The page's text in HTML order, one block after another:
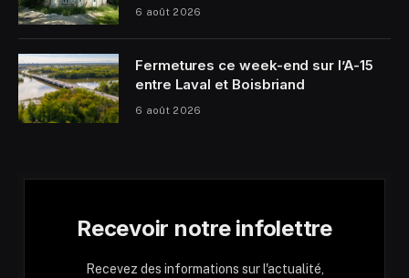
6 août 2026
Fermetures ce week-end sur l’A-15
entre Laval et Boisbriand
6 août 2026
Recevoir notre infolettre
Recevez des informations sur l'actualité,